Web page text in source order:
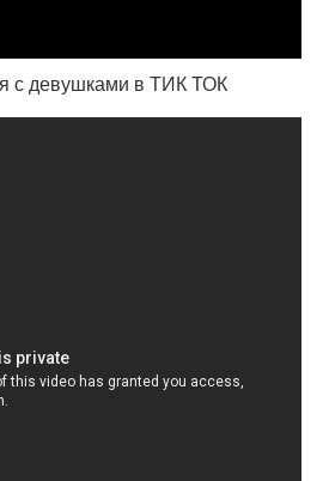
с девушками в ТИК ТОК